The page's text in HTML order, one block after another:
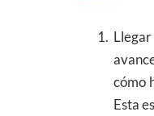
cómo
Esta